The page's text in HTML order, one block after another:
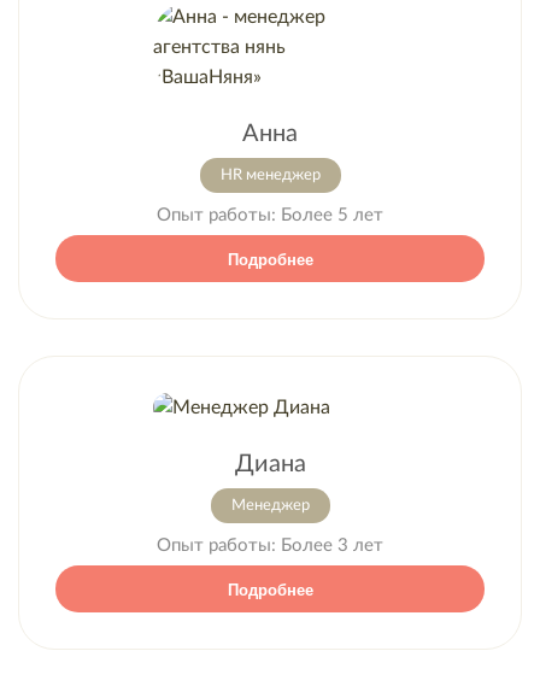
Анна
HR менеджер
Опыт работы: Более 5 лет
Подробнее
Диана
Менеджер
Опыт работы: Более 3 лет
Подробнее